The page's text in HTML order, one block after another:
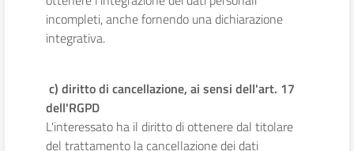
incompleti, anche fornendo una dichiarazione
integrativa.
c) diritto di cancellazione, ai sensi dell'art. 17
dell'RGPD
L'interessato ha il diritto di ottenere dal titolare
del trattamento la cancellazione dei dati